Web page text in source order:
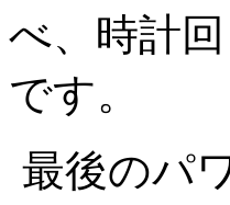
べ、時計
です。
最後のパ